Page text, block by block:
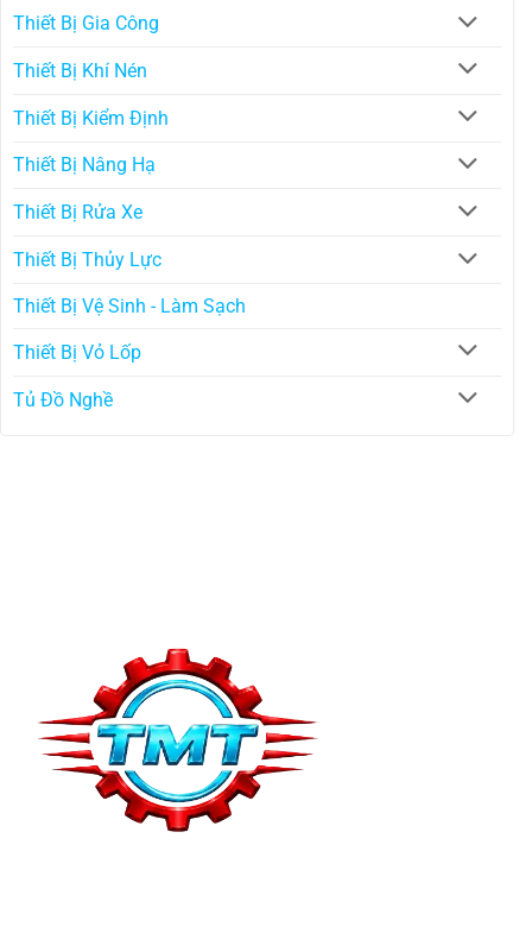
Thiết Bị Gia Công
Thiết Bị Khí Nén
Thiết Bị Kiểm Định
Thiết Bị Nâng Hạ
Thiết Bị Rửa Xe
Thiết Bị Thủy Lực
Thiết Bị Vệ Sinh - Làm Sạch
Thiết Bị Vỏ Lốp
Tủ Đồ Nghề